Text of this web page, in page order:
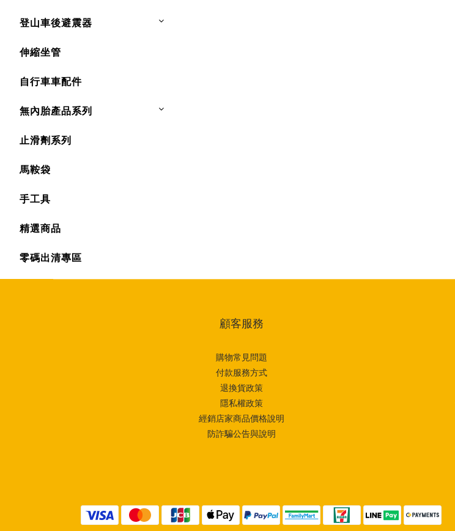
登山車後避震器
伸縮坐管
自行車車配件
無內胎產品系列
止滑劑系列
馬鞍袋
手工具
精選商品
零碼出清專區
顧客服務
購物常見問題
付款服務方式
退換貨政策
隱私權政策
經銷店家商品價格說明
防詐騙公告與說明